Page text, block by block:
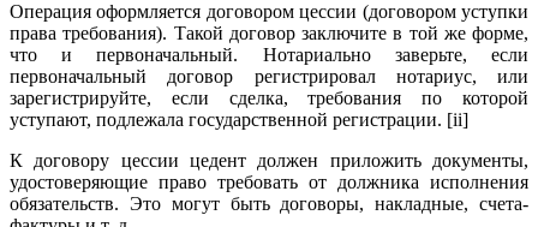
Операция оформляется договором цессии (договором уступки
права требования). Такой договор заключите в той же форме,
что и первоначальный. Нотариально заверьте, если
первоначальный договор регистрировал нотариус, или
зарегистрируйте, если сделка, требования по которой
уступают, подлежала государственной регистрации. [ii]
К договору цессии цедент должен приложить документы,
удостоверяющие право требовать от должника исполнения
обязательств. Это могут быть договоры, накладные, счета-